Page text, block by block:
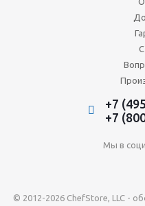
+7
+7
Мы в
© 2012-2026 ChefStore, LLC -